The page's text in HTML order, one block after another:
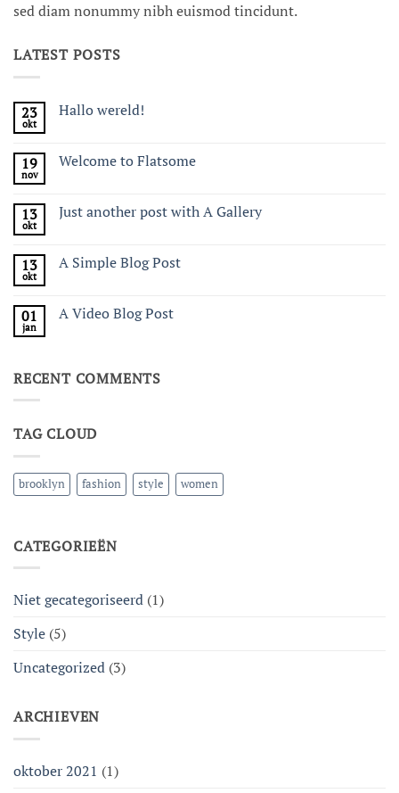
sed diam nonummy nibh euismod tincidunt.
LATEST POSTS
23
okt
Hallo wereld!
Hallo
19
nov
Welcome to Flatsome
Welcome
13
okt
Just another post with A Gallery
Just
A
Gallery
13
okt
A Simple Blog Post
A
01
jan
A Video Blog Post
Video
RECENT COMMENTS
TAG CLOUD
brooklyn fashion style women
CATEGORIEËN
Niet gecategoriseerd (1)
Style (5)
Uncategorized (3)
ARCHIEVEN
oktober 2021 (1)